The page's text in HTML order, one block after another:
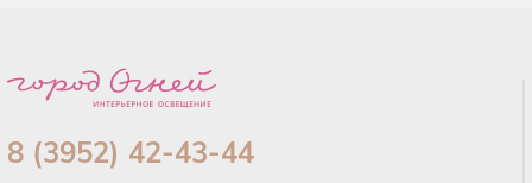
8 (3952) 42-43-44